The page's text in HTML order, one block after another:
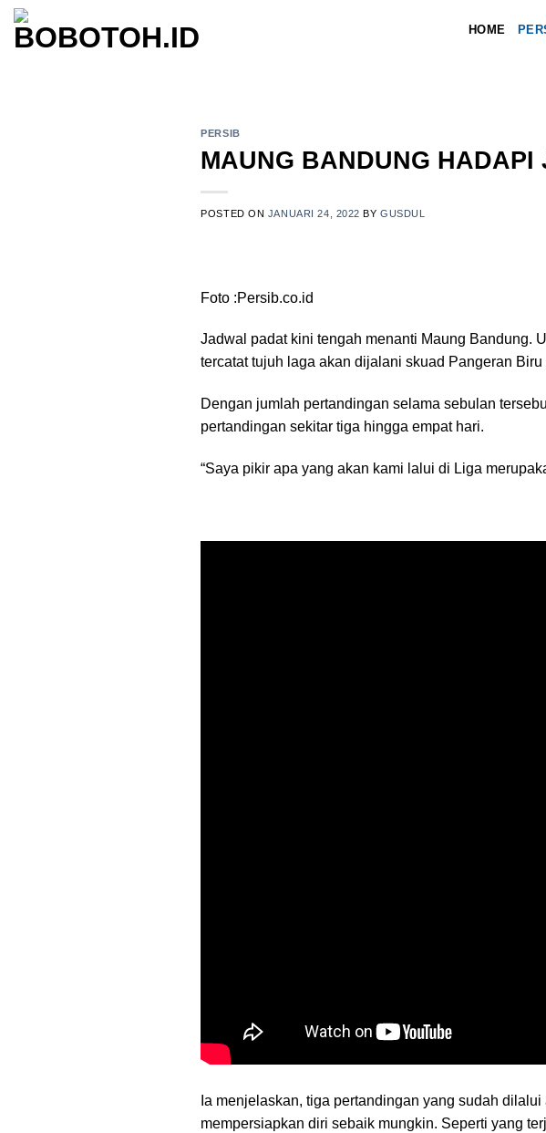
Skip
HOME
PERSIB
MAUNG BANDUNG HADAPI
POSTED ON JANUARI 24, 2022 BYGUSDUL
Foto :Persib.co.id
Jadwal padat kini tengah menanti Maung Bandung.
tercatat tujuh laga akan dijalani skuad Pangeran
Dengan jumlah pertandingan selama sebulan
pertandingan sekitar tiga hingga empat hari.
“Saya pikir apa yang akan kami lalui di Liga
Ia menjelaskan, tiga pertandingan yang sudah
mempersiapkan diri sebaik mungkin. Seperti yang